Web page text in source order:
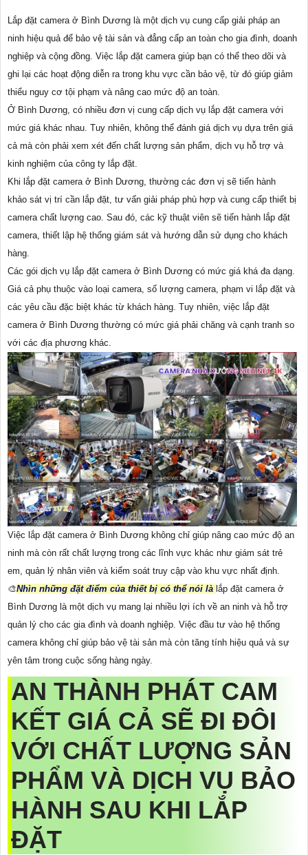
Lắp đặt camera ở Bình Dương là một dịch vụ cung cấp giải pháp an
ninh hiệu quả để bảo vệ tài sản và đẳng cấp an toàn cho gia đình, doanh
nghiệp và cộng đồng. Việc lắp đặt camera giúp bạn có thể theo dõi và
ghi lại các hoạt động diễn ra trong khu vực cần bảo vệ, từ đó giúp giảm
thiểu nguy cơ tội phạm và nâng cao mức độ an toàn.
Ở Bình Dương, có nhiều đơn vị cung cấp dịch vụ lắp đặt camera với
mức giá khác nhau. Tuy nhiên, không thể đánh giá dịch vụ dựa trên giá
cả mà còn phải xem xét đến chất lượng sản phẩm, dịch vụ hỗ trợ và
kinh nghiệm của công ty lắp đặt.
Khi lắp đặt camera ở Bình Dương, thường các đơn vị sẽ tiến hành
khảo sát vị trí cần lắp đặt, tư vấn giải pháp phù hợp và cung cấp thiết bị
camera chất lượng cao. Sau đó, các kỹ thuật viên sẽ tiến hành lắp đặt
camera, thiết lập hệ thống giám sát và hướng dẫn sử dụng cho khách
hàng.
Các gói dịch vụ lắp đặt camera ở Bình Dương có mức giá khá đa dạng.
Giá cả phụ thuộc vào loại camera, số lượng camera, phạm vi lắp đặt và
các yêu cầu đặc biệt khác từ khách hàng. Tuy nhiên, việc lắp đặt
camera ở Bình Dương thường có mức giá phải chăng và cạnh tranh so
với các địa phương khác.
Việc lắp đặt camera ở Bình Dương không chỉ giúp nâng cao mức độ an
ninh mà còn rất chất lượng trong các lĩnh vực khác như giám sát trẻ
em, quản lý nhân viên và kiểm soát truy cập vào khu vực nhất định.
🎨Nhìn những đặt điểm của thiết bị có thể nói là lắp đặt camera ở
Bình Dương là một dịch vụ mang lại nhiều lợi ích về an ninh và hỗ trợ
quản lý cho các gia đình và doanh nghiệp. Việc đầu tư vào hệ thống
camera không chỉ giúp bảo vệ tài sản mà còn tăng tính hiệu quả và sự
yên tâm trong cuộc sống hàng ngày.
AN THÀNH PHÁT CAM
KẾT GIÁ CẢ SẼ ĐI ĐÔI
VỚI CHẤT LƯỢNG SẢN
PHẨM VÀ DỊCH VỤ BẢO
HÀNH SAU KHI LẮP
ĐẶT